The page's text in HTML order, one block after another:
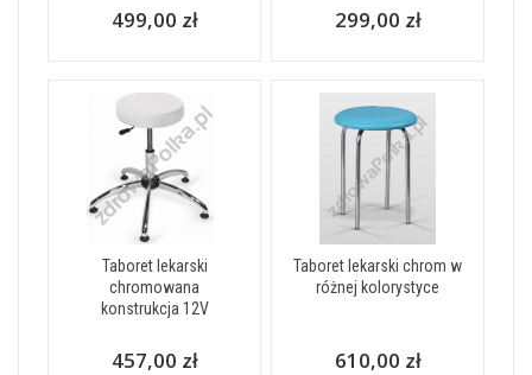
499,00 zł 299,00 zł
Taboret lekarski
chromowana
konstrukcja 12V
457,00 zł
Taboret lekarski chrom w
różnej kolorystyce
610,00 zł